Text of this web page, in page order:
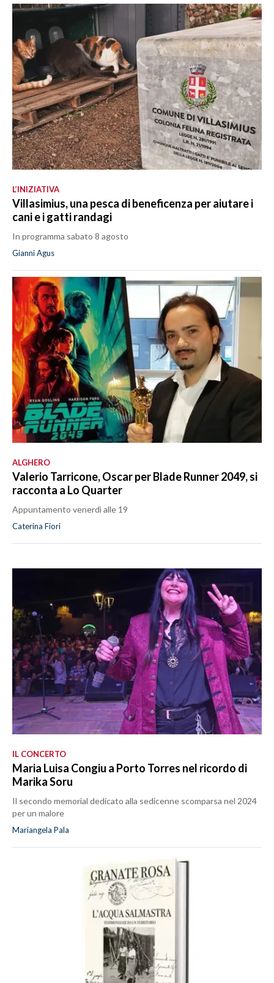
L’INIZIATIVA
Villasimius, una pesca di beneficenza per aiutare i
cani e i gatti randagi
In programma sabato 8 agosto
Gianni Agus
ALGHERO
Valerio Tarricone, Oscar per Blade Runner 2049, si
racconta a Lo Quarter
Appuntamento venerdì alle 19
Caterina Fiori
IL CONCERTO
Maria Luisa Congiu a Porto Torres nel ricordo di
Marika Soru
Il secondo memorial dedicato alla sedicenne scomparsa nel 2024
per un malore
Mariangela Pala